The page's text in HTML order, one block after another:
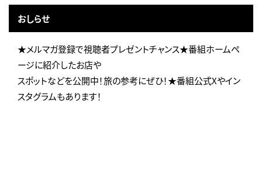
おしらせ
★メルマガ登録で視聴者プレゼントチャンス★番組ホームペ
ージに紹介したお店や
スポットなどを公開中！旅の参考にぜひ！★番組公式Xやイン
スタグラムもあります！